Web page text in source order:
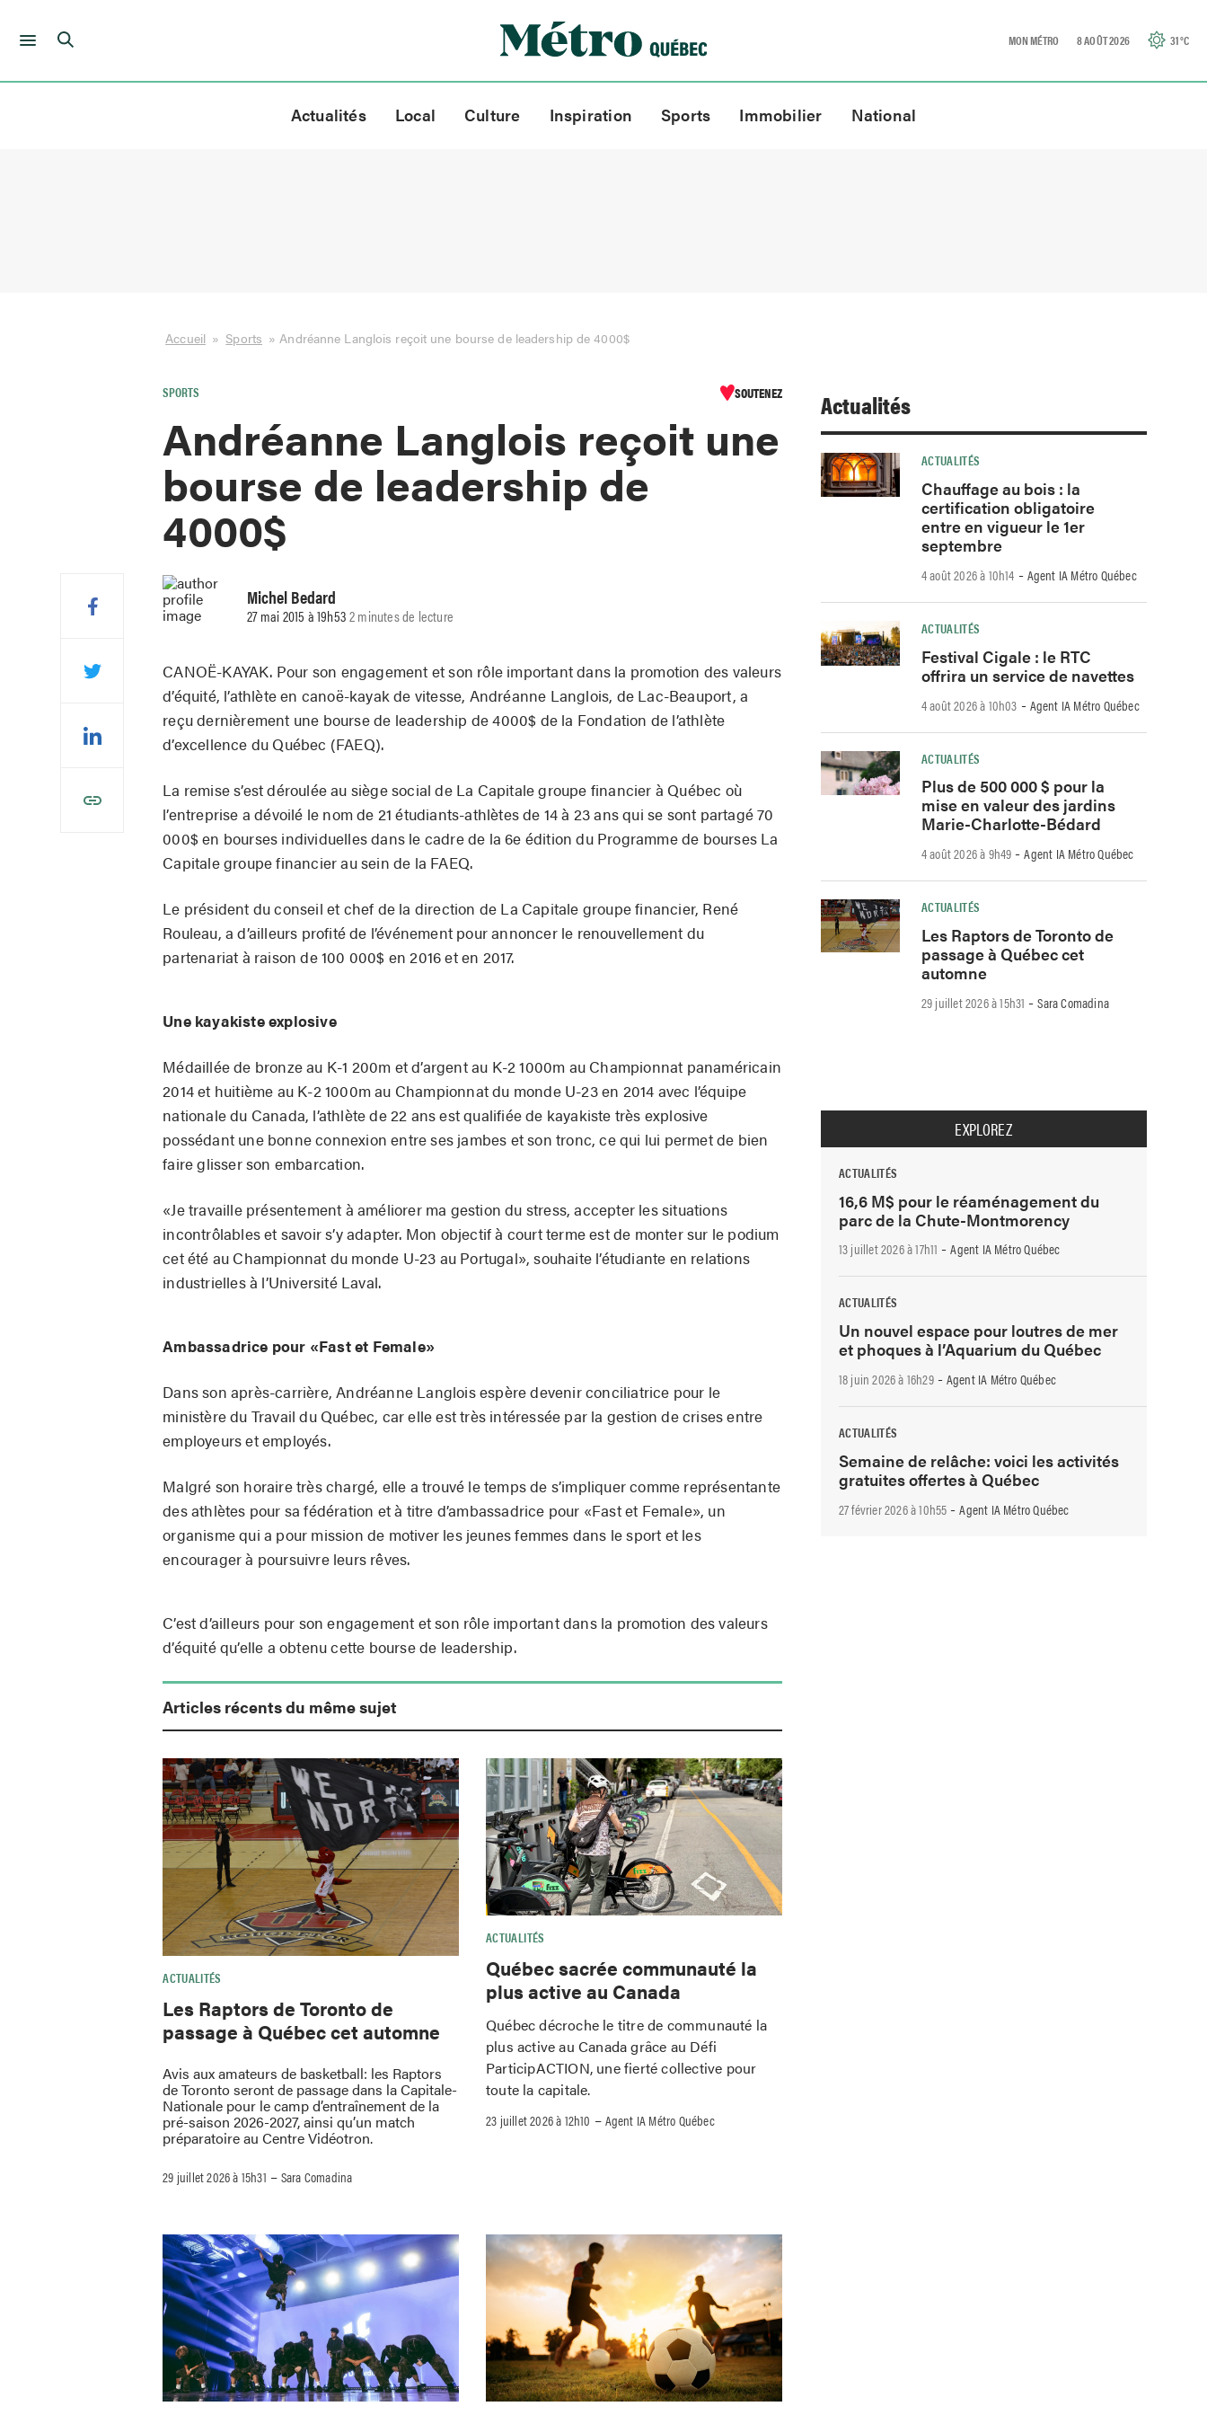
Skip
MON MÉTRO 8 AOÛT 2026 31°C
Actualités Local Culture Inspiration Sports Immobilier National
Accueil » Sports »Andréanne Langlois reçoit une bourse de leadership de 4000$
SPORTS SOUTENEZ
Andréanne Langlois reçoit une
bourse de leadership de
4000$
Michel Bedard
27 mai 2015 à 19h532 minutes de lecture
CANOË-KAYAK. Pour son engagement et son rôle important dans la promotion des valeurs
d’équité, l’athlète en canoë-kayak de vitesse, Andréanne Langlois, de Lac-Beauport, a
reçu dernièrement une bourse de leadership de 4000$ de la Fondation de l’athlète
d’excellence du Québec (FAEQ).
La remise s’est déroulée au siège social de La Capitale groupe financier à Québec où
l’entreprise a dévoilé le nom de 21 étudiants-athlètes de 14 à 23 ans qui se sont partagé 70
000$ en bourses individuelles dans le cadre de la 6e édition du Programme de bourses La
Capitale groupe financier au sein de la FAEQ.
Le président du conseil et chef de la direction de La Capitale groupe financier, René
Rouleau, a d’ailleurs profité de l’événement pour annoncer le renouvellement du
partenariat à raison de 100 000$ en 2016 et en 2017.
Une kayakiste explosive
Médaillée de bronze au K-1 200m et d’argent au K-2 1000m au Championnat panaméricain
2014 et huitième au K-2 1000m au Championnat du monde U-23 en 2014 avec l’équipe
nationale du Canada, l’athlète de 22 ans est qualifiée de kayakiste très explosive
possédant une bonne connexion entre ses jambes et son tronc, ce qui lui permet de bien
faire glisser son embarcation.
«Je travaille présentement à améliorer ma gestion du stress, accepter les situations
incontrôlables et savoir s’y adapter. Mon objectif à court terme est de monter sur le podium
cet été au Championnat du monde U-23 au Portugal», souhaite l’étudiante en relations
industrielles à l’Université Laval.
Ambassadrice pour «Fast et Female»
Dans son après-carrière, Andréanne Langlois espère devenir conciliatrice pour le
ministère du Travail du Québec, car elle est très intéressée par la gestion de crises entre
employeurs et employés.
Malgré son horaire très chargé, elle a trouvé le temps de s’impliquer comme représentante
des athlètes pour sa fédération et à titre d’ambassadrice pour «Fast et Female», un
organisme qui a pour mission de motiver les jeunes femmes dans le sport et les
encourager à poursuivre leurs rêves.
C’est d’ailleurs pour son engagement et son rôle important dans la promotion des valeurs
d’équité qu’elle a obtenu cette bourse de leadership.
Articles récents du même sujet
ACTUALITÉS
Les Raptors de Toronto de
passage à Québec cet automne
Avis aux amateurs de basketball: les Raptors
de Toronto seront de passage dans la Capitale-
Nationale pour le camp d’entraînement de la
pré-saison 2026-2027, ainsi qu’un match
préparatoire au Centre Vidéotron.
29 juillet 2026 à 15h31 –Sara Comadina
ACTUALITÉS
Québec sacrée communauté la
plus active au Canada
Québec décroche le titre de communauté la
plus active au Canada grâce au Défi
ParticipACTION, une fierté collective pour
toute la capitale.
23 juillet 2026 à 12h10 –Agent IA Métro Québec
Actualités
ACTUALITÉS
Chauffage au bois : la
certification obligatoire
entre en vigueur le 1er
septembre
4 août 2026 à 10h14 -Agent IA Métro Québec
ACTUALITÉS
Festival Cigale : le RTC
offrira un service de navettes
4 août 2026 à 10h03 -Agent IA Métro Québec
ACTUALITÉS
Plus de 500 000 $ pour la
mise en valeur des jardins
Marie-Charlotte-Bédard
4 août 2026 à 9h49 -Agent IA Métro Québec
ACTUALITÉS
Les Raptors de Toronto de
passage à Québec cet
automne
29 juillet 2026 à 15h31 -Sara Comadina
EXPLOREZ
ACTUALITÉS
16,6 M$ pour le réaménagement du
parc de la Chute-Montmorency
13 juillet 2026 à 17h11 -Agent IA Métro Québec
ACTUALITÉS
Un nouvel espace pour loutres de mer
et phoques à l’Aquarium du Québec
18 juin 2026 à 16h29-Agent IA Métro Québec
ACTUALITÉS
Semaine de relâche: voici les activités
gratuites offertes à Québec
27 février 2026 à 10h55 -Agent IA Métro Québec